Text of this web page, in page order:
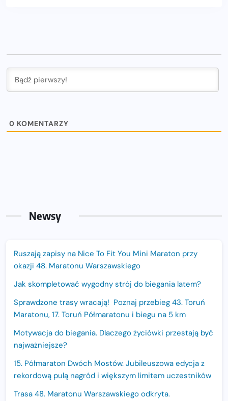
0 KOMENTARZY
Newsy
Ruszają zapisy na Nice To Fit You Mini Maraton przy
okazji 48. Maratonu Warszawskiego
Jak skompletować wygodny strój do biegania latem?
Sprawdzone trasy wracają! Poznaj przebieg 43. Toruń
Maratonu, 17. Toruń Półmaratonu i biegu na 5 km
Motywacja do biegania. Dlaczego życiówki przestają być
najważniejsze?
15. Półmaraton Dwóch Mostów. Jubileuszowa edycja z
rekordową pulą nagród i większym limitem uczestników
Trasa 48. Maratonu Warszawskiego odkryta.